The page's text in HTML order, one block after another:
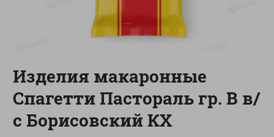
Показано 1-14 из 78
Специально для вас
Изделия макаронные
Спагетти Пастораль гр. В в/
с Борисовский КХ